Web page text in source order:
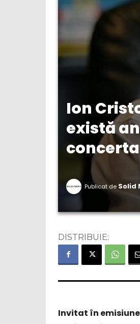
Ion
există
Publicat de Solid
DISTRIBUIE:
Invitat în